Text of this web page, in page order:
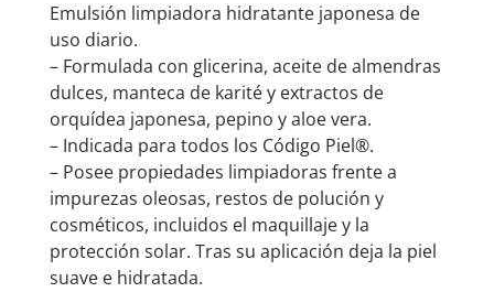
Emulsión limpiadora hidratante japonesa de
uso diario.
– Formulada con glicerina, aceite de almendras
dulces, manteca de karité y extractos de
orquídea japonesa, pepino y aloe vera.
– Indicada para todos los Código Piel®.
– Posee propiedades limpiadoras frente a
impurezas oleosas, restos de polución y
cosméticos, incluidos el maquillaje y la
protección solar. Tras su aplicación deja la piel
suave e hidratada.